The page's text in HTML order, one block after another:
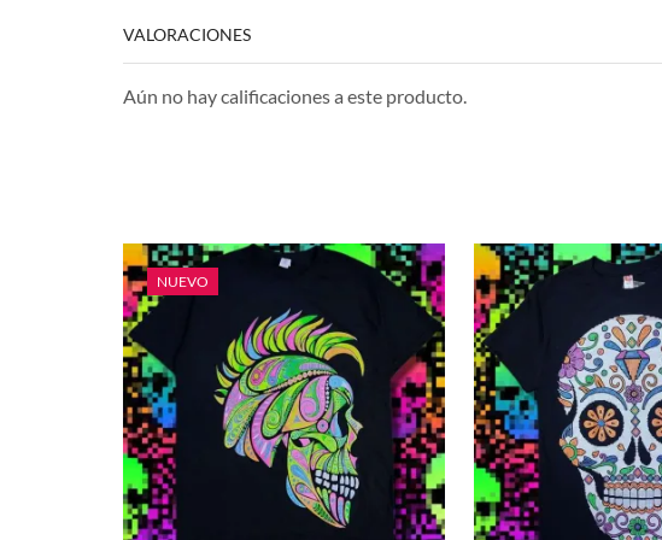
VALORACIONES
Aún no hay calificaciones a este producto.
NUEVO